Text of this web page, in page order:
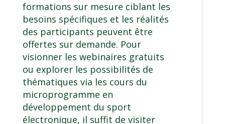
formations sur mesure ciblant les
besoins spécifiques et les réalités
des participants peuvent être
offertes sur demande. Pour
visionner les webinaires gratuits
ou explorer les possibilités de
thématiques via les cours du
microprogramme en
développement du sport
électronique, il suffit de visiter